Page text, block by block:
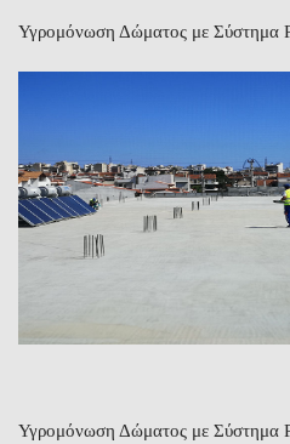
Υγρομόνωση Δώματος με Σύστημα
Υγρομόνωση Δώματος με Σύστημα